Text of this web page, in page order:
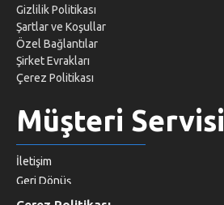
Gizlilik Politikası
Şartlar ve Koşullar
Özel Bağlantılar
Şirket Evrakları
Çerez Politikası
Müşteri Servisi
İletişim
Geri Dönüş
Site Haritası